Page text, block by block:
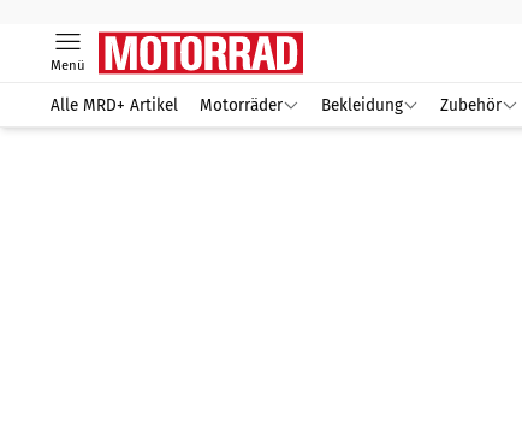
Menü
Alle MRD+ Artikel Motorräder Bekleidung Zubehör